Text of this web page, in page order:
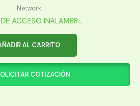
Network
ACCESO INALAMBR...
AL CARRITO
COTIZACIÓN